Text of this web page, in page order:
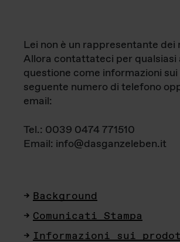
Lei non è un rappresentante dei
Allora contattateci per qualsiasi
questione come informazioni
seguente numero di telefono
email:
Tel.: 0039 0474 771510
Email: info@dasganzeleben.it
Background
Comunicati Stampa
Informazioni sui